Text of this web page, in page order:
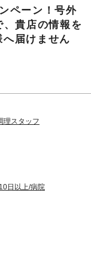
ペーン！号外
、貴店の情報を
届けません
理スタッフ
日以上/病院